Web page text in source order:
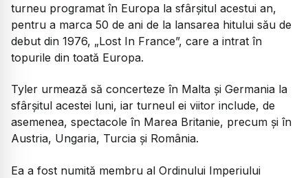
turneu programat în Europa la sfârșitul acestui an,
pentru a marca 50 de ani de la lansarea hitului său de
debut din 1976, „Lost In France”, care a intrat în
topurile din toată Europa.
Tyler urmează să concerteze în Malta și Germania la
sfârșitul acestei luni, iar turneul ei viitor include, de
asemenea, spectacole în Marea Britanie, precum și în
Austria, Ungaria, Turcia și România.
Ea a fost numită membru al Ordinului Imperiului